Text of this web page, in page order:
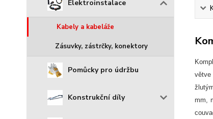
Elektroinstalace
Kabely a kabeláže
Zásuvky, zástrčky, konektory
Pomůcky pro údržbu
Konstrukční díly
větve
mm,